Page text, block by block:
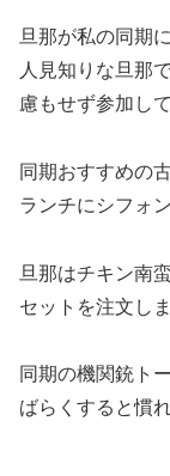
旦那が私の同期
人見知りな旦那
慮もせず参加し
同期おすすめの
ランチにシフォ
旦那はチキン南
セットを注文しま
同期の機関銃ト
ばらくすると慣